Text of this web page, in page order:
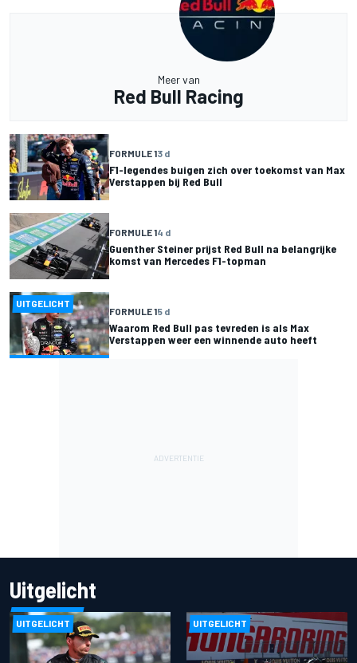
Meer van
Red Bull Racing
FORMULE 13 d
F1-legendes buigen zich over toekomst van Max
Verstappen bij Red Bull
FORMULE 14 d
Guenther Steiner prijst Red Bull na belangrijke
komst van Mercedes F1-topman
UITGELICHT
FORMULE 15 d
Waarom Red Bull pas tevreden is als Max
Verstappen weer een winnende auto heeft
Uitgelicht
UITGELICHT UITGELICHT